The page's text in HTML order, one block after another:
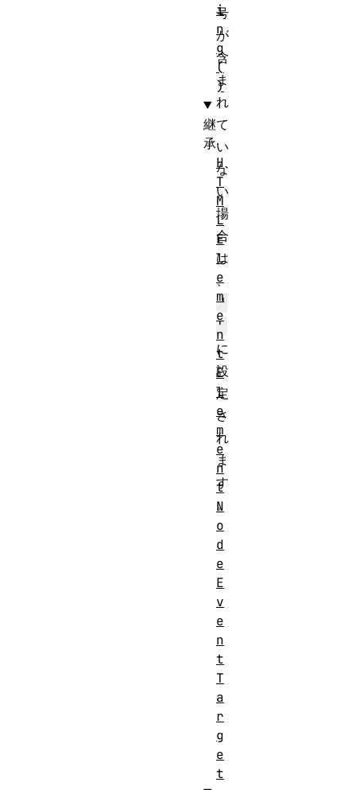
号
が
含
ま
れ
て
い
な
い
場
合
は
、
'
'
に
設
定
さ
れ
ま
す
。
i
n
g
(
)
継
承
H
T
M
L
E
l
e
m
e
n
t
E
l
e
m
e
n
t
N
o
d
e
E
v
e
n
t
T
a
r
g
e
t